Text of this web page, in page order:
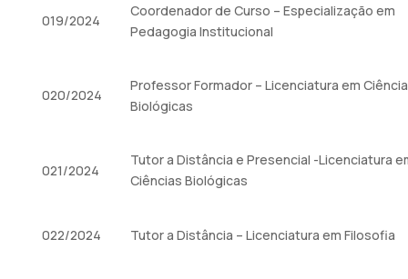
019/2024
Coordenador de Curso – Especialização em
Pedagogia Institucional
020/2024
Professor Formador – Licenciatura em
Biológicas
021/2024
Tutor a Distância e Presencial -Licenciatura
Ciências Biológicas
022/2024 Tutor a Distância – Licenciatura em Filosofia